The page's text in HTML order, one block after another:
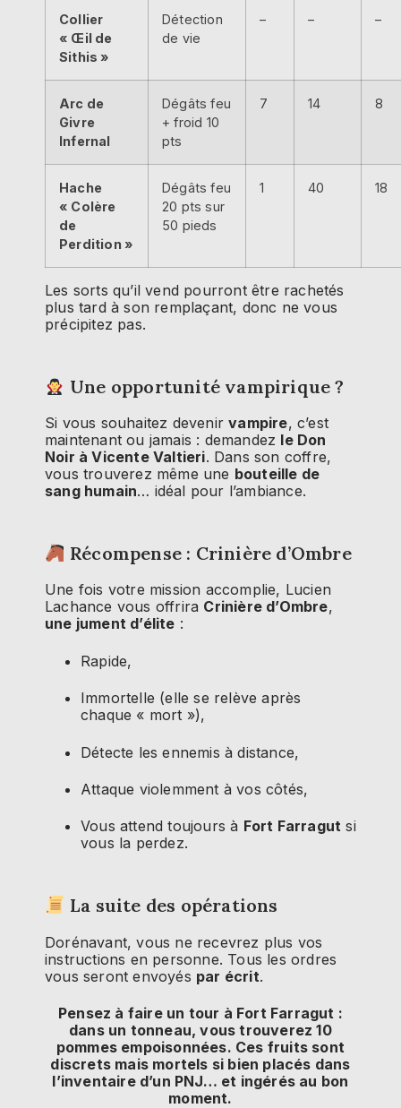
Collier
« Œil de
Sithis »
Détection
de vie
– – –
Arc de
Givre
Infernal
Dégâts feu
+ froid 10
pts
7 14 8
Hache
« Colère
de
Perdition »
Dégâts feu
20 pts sur
50 pieds
1 40 18
Les sorts qu’il vend pourront être rachetés
plus tard à son remplaçant, donc ne vous
précipitez pas.
Une opportunité vampirique ?
Si vous souhaitez devenirvampire, c’est
maintenant ou jamais : demandez le Don
Noir à Vicente Valtieri. Dans son coffre,
vous trouverez même une bouteille de
sang humain… idéal pour l’ambiance.
Récompense : Crinière d’Ombre
Une fois votre mission accomplie, Lucien
Lachance vous offrira Crinière d’Ombre,
une jument d’élite :
Rapide,
Immortelle (elle se relève après
chaque « mort »),
Détecte les ennemis à distance,
Attaque violemment à vos côtés,
Vous attend toujours à Fort Farragut si
vous la perdez.
La suite des opérations
Dorénavant, vous ne recevrez plus vos
instructions en personne. Tous les ordres
vous seront envoyés par écrit.
Pensez à faire un tour à Fort Farragut :
dans un tonneau, vous trouverez 10
pommes empoisonnées. Ces fruits sont
discrets mais mortels si bien placés dans
l’inventaire d’un PNJ… et ingérés au bon
moment.